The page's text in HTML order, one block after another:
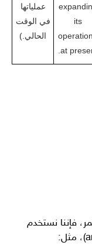
its
at
عملياتها
في الوقت
الحالي.)
فإننا نستخدم